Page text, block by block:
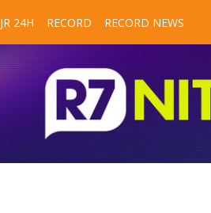
JR 24H RECORD RECORD NEWS